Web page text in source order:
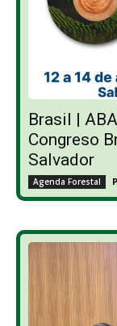
Brasil |
Congreso
Salvador
Agenda Forestal